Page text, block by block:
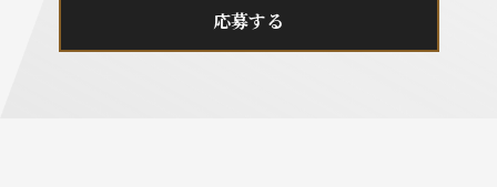
応募する